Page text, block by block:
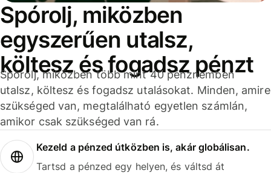
Spórolj, miközben
egyszerűen utalsz,
költesz és fogadsz pénzt
Spórolj, miközben több mint 40 pénznemben
utalsz, költesz és fogadsz utalásokat. Minden, amire
szükséged van, megtalálható egyetlen számlán,
amikor csak szükséged van rá.
Kezeld a pénzed útközben is, akár globálisan.
Tartsd a pénzed egy helyen, és váltsd át